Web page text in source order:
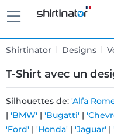
Shirtinator Designs
T-Shirt avec un
Livraison
Silhouettes de: 'Alfa
| 'BMW' | 'Bugatti' |
'Ford' | 'Honda' | 'Jaguar' |